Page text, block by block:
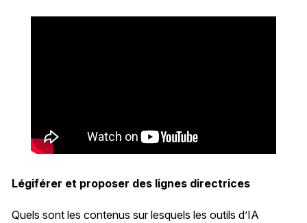
Légiférer et proposer des lignes directrices
Quels sont les contenus sur lesquels les outils d’IA